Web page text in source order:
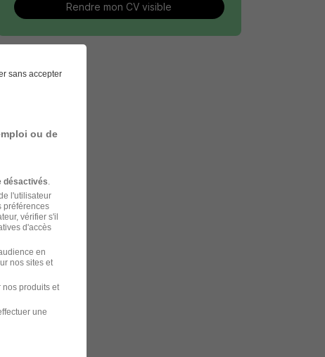
Rendre mon CV visible
sans accepter
ou de
désactivés.
l'utilisateur
préférences
vérifier s'il
d'accès
en
nos sites et
nos produits et
une